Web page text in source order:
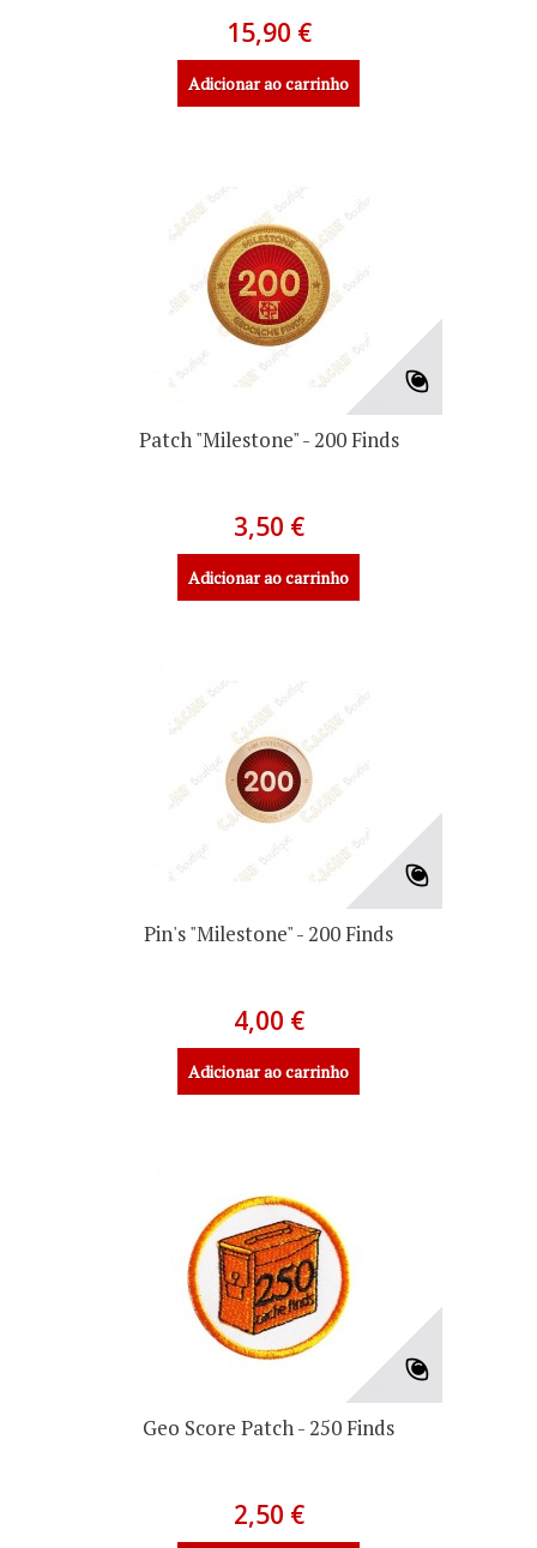
15,90 €
Adicionar ao carrinho
Patch "Milestone" - 200 Finds
3,50 €
Adicionar ao carrinho
Pin's "Milestone" - 200 Finds
4,00 €
Adicionar ao carrinho
Geo Score Patch - 250 Finds
2,50 €